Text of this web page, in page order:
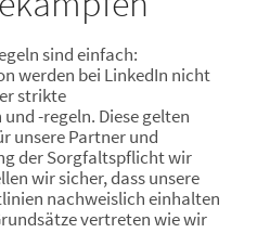
sind einfach:
werden bei LinkedIn nicht
strikte
-regeln. Diese gelten
unsere Partner und
der Sorgfaltspflicht wir
wir sicher, dass unsere
nachweislich einhalten
vertreten wie wir